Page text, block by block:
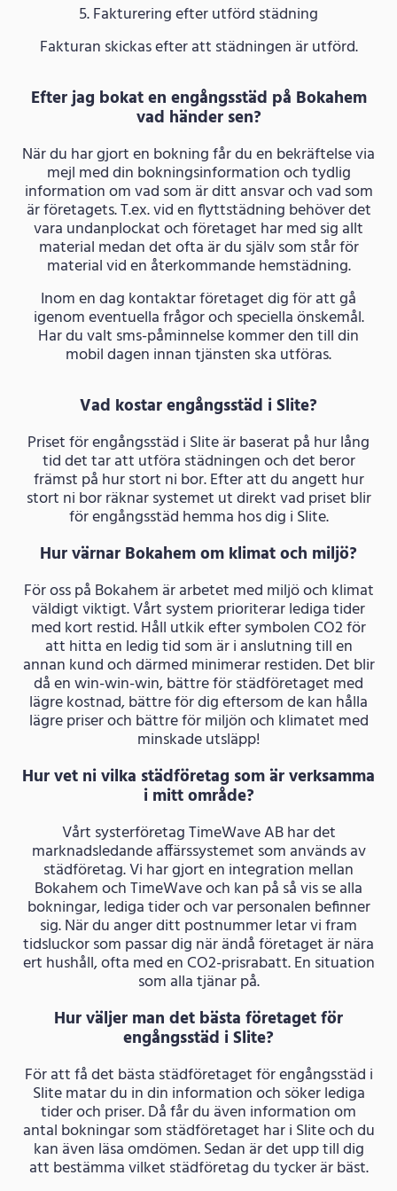
5. Fakturering efter utförd städning
Fakturan skickas efter att städningen är utförd.
Efter jag bokat en engångsstäd på Bokahem
vad händer sen?
När du har gjort en bokning får du en bekräftelse via
mejl med din bokningsinformation och tydlig
information om vad som är ditt ansvar och vad som
är företagets. T.ex. vid en flyttstädning behöver det
vara undanplockat och företaget har med sig allt
material medan det ofta är du själv som står för
material vid en återkommande hemstädning.
Inom en dag kontaktar företaget dig för att gå
igenom eventuella frågor och speciella önskemål.
Har du valt sms-påminnelse kommer den till din
mobil dagen innan tjänsten ska utföras.
Vad kostar engångsstäd i Slite?
Priset för engångsstäd i Slite är baserat på hur lång
tid det tar att utföra städningen och det beror
främst på hur stort ni bor. Efter att du angett hur
stort ni bor räknar systemet ut direkt vad priset blir
för engångsstäd hemma hos dig i Slite.
Hur värnar Bokahem om klimat och miljö?
För oss på Bokahem är arbetet med miljö och klimat
väldigt viktigt. Vårt system prioriterar lediga tider
med kort restid. Håll utkik efter symbolen CO2 för
att hitta en ledig tid som är i anslutning till en
annan kund och därmed minimerar restiden. Det blir
då en win-win-win, bättre för städföretaget med
lägre kostnad, bättre för dig eftersom de kan hålla
lägre priser och bättre för miljön och klimatet med
minskade utsläpp!
Hur vet ni vilka städföretag som är verksamma
i mitt område?
Vårt systerföretag TimeWave AB har det
marknadsledande affärssystemet som används av
städföretag. Vi har gjort en integration mellan
Bokahem och TimeWave och kan på så vis se alla
bokningar, lediga tider och var personalen befinner
sig. När du anger ditt postnummer letar vi fram
tidsluckor som passar dig när ändå företaget är nära
ert hushåll, ofta med en CO2-prisrabatt. En situation
som alla tjänar på.
Hur väljer man det bästa företaget för
engångsstäd i Slite?
För att få det bästa städföretaget för engångsstäd i
Slite matar du in din information och söker lediga
tider och priser. Då får du även information om
antal bokningar som städföretaget har i Slite och du
kan även läsa omdömen. Sedan är det upp till dig
att bestämma vilket städföretag du tycker är bäst.